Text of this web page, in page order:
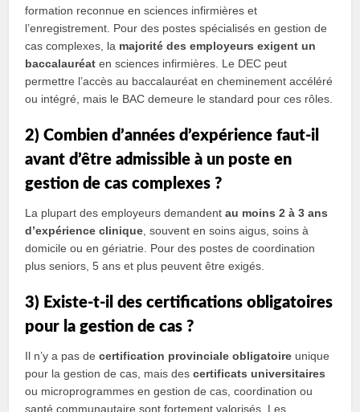
formation reconnue en sciences infirmières et
l’enregistrement. Pour des postes spécialisés en gestion de
cas complexes, la majorité des employeurs exigent un
baccalauréat en sciences infirmières. Le DEC peut
permettre l’accès au baccalauréat en cheminement accéléré
ou intégré, mais le BAC demeure le standard pour ces rôles.
2) Combien d’années d’expérience faut-il
avant d’être admissible à un poste en
gestion de cas complexes ?
La plupart des employeurs demandentau moins 2 à 3 ans
d’expérience clinique , souvent en soins aigus, soins à
domicile ou en gériatrie. Pour des postes de coordination
plus seniors, 5 ans et plus peuvent être exigés.
3) Existe-t-il des certifications obligatoires
pour la gestion de cas ?
Il n’y a pas decertification provinciale obligatoire unique
pour la gestion de cas, mais descertificats universitaires
ou microprogrammes en gestion de cas, coordination ou
santé communautaire sont fortement valorisés. Les